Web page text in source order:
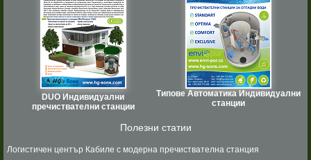
DUO Индивидуални
пречиствателни станции
Типове Автоматика Индивидуални
станции
Полезни статии
Логистичен център Кабиле с модерна пречиствателна станция